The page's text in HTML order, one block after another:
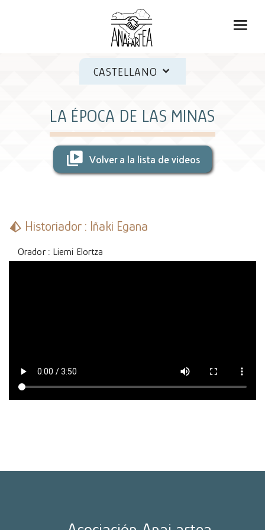
CASTELLANO
LA ÉPOCA DE LAS MINAS
Volver a la lista de videos
Historiador : Iñaki Egana
Orador : Lierni Elortza